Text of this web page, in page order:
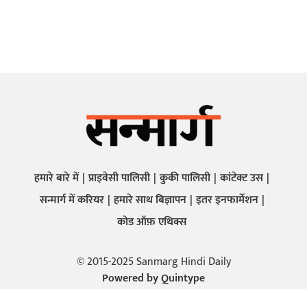
हमारे बारे में प्राइवेसी पालिसी कुकी पालिसी कांटेक्ट उस
सन्मार्ग में करियर हमारे साथ बिज्ञापन इतर इनफार्मेशन
कोड ऑफ़ एथिक्स
© 2015-2025 Sanmarg Hindi Daily
Powered byQuintype